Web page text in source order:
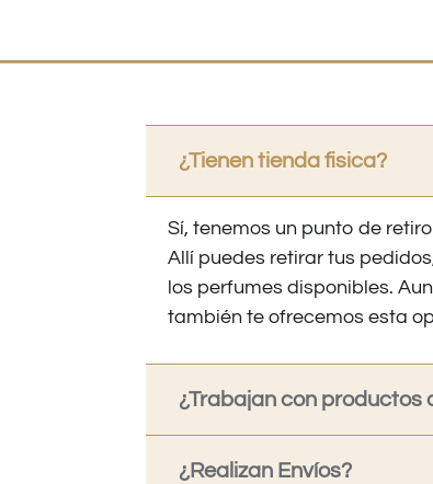
¿Tienen tienda fisica?
Sí, tenemos un punto de
Allí puedes retirar tus
los perfumes disponibles.
también te ofrecemos esta
¿Trabajan con productos
¿Realizan Envíos?